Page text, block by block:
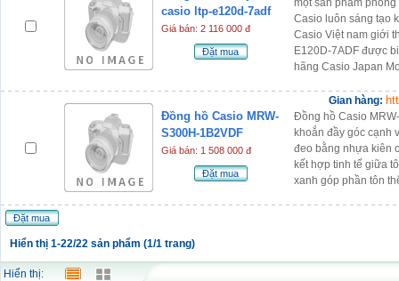
casio ltp-e120d-7adf
Giá bán: 2 116 000 đ
Đặt mua
một sản phẩm
Casio luôn sáng tạo
Casio Việt nam giới
E120D-7ADF được
hãng Casio Japan
Đồng hồ Casio MRW-
S300H-1B2VDF
Giá bán: 1 508 000 đ
Đặt mua
Gian hàng:
Đồng hồ Casio
khoắn đầy góc cạnh
đeo bằng nhựa kiên
kết hợp tinh tế giữa
xanh góp phần tôn
Đặt mua
Hiển thị 1-22/22 sản phẩm (1/1 trang)
Hiển thị: